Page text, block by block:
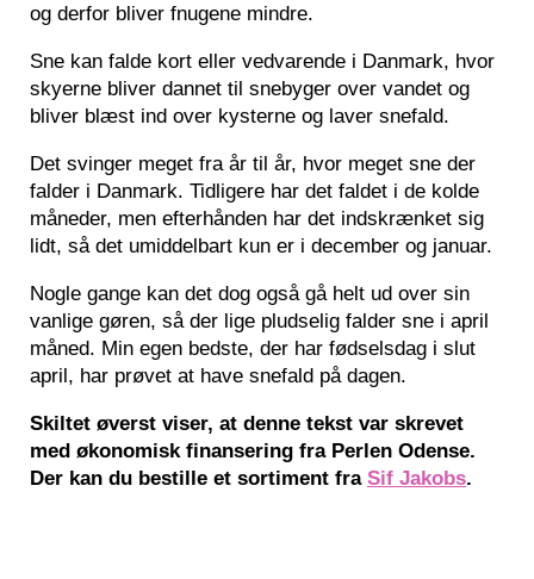
og derfor bliver fnugene mindre.
Sne kan falde kort eller vedvarende i Danmark, hvor
skyerne bliver dannet til snebyger over vandet og
bliver blæst ind over kysterne og laver snefald.
Det svinger meget fra år til år, hvor meget sne der
falder i Danmark. Tidligere har det faldet i de kolde
måneder, men efterhånden har det indskrænket sig
lidt, så det umiddelbart kun er i december og januar.
Nogle gange kan det dog også gå helt ud over sin
vanlige gøren, så der lige pludselig falder sne i april
måned. Min egen bedste, der har fødselsdag i slut
april, har prøvet at have snefald på dagen.
Skiltet øverst viser, at denne tekst var skrevet
med økonomisk finansering fra Perlen Odense.
Der kan du bestille et sortiment fra Sif Jakobs.